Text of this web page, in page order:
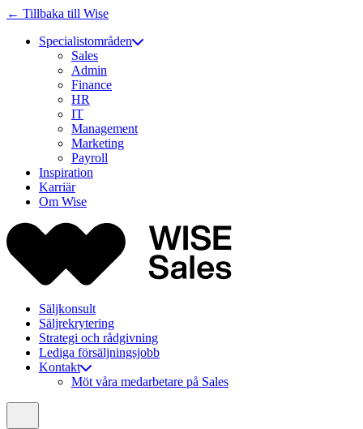
← Tillbaka till Wise
Specialistområden
Sales
Admin
Finance
HR
IT
Management
Marketing
Payroll
Inspiration
Karriär
Om Wise
Säljkonsult
Säljrekrytering
Strategi och rådgivning
Lediga försäljningsjobb
Kontakt
Möt våra medarbetare på Sales